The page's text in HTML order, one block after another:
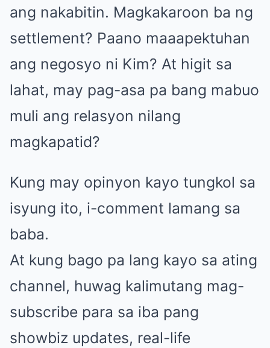
ang nakabitin. Magkakaroon ba ng
settlement? Paano maaapektuhan
ang negosyo ni Kim? At higit sa
lahat, may pag-asa pa bang mabuo
muli ang relasyon nilang
magkapatid?
Kung may opinyon kayo tungkol sa
isyung ito, i-comment lamang sa
baba.
At kung bago pa lang kayo sa ating
channel, huwag kalimutang mag-
subscribe para sa iba pang
showbiz updates, real-life